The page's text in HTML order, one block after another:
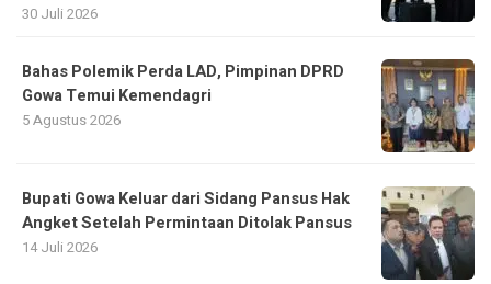
30 Juli 2026
Bahas Polemik Perda LAD, Pimpinan DPRD
Gowa Temui Kemendagri
5 Agustus 2026
Bupati Gowa Keluar dari Sidang Pansus Hak
Angket Setelah Permintaan Ditolak Pansus
14 Juli 2026